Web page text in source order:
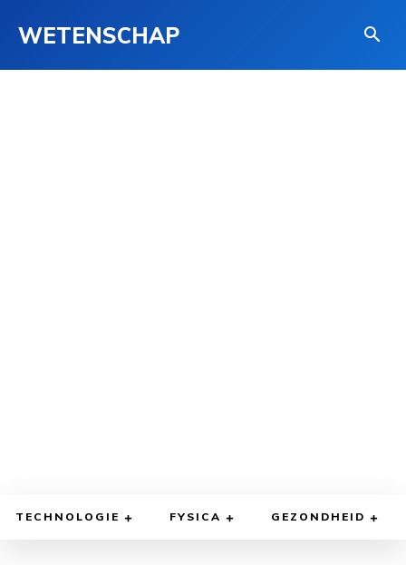
WETENSCHAP
TECHNOLOGIE FYSICA GEZONDHEID